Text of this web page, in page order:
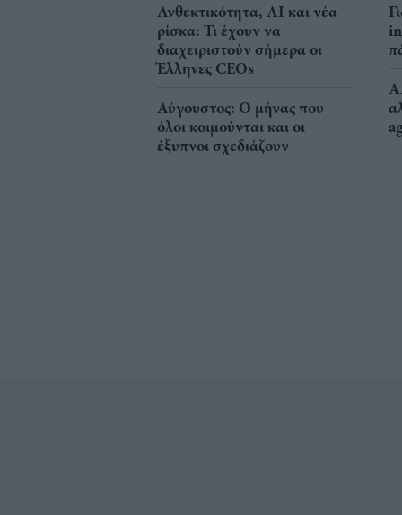
Ανθεκτικότητα, AI και νέα
ρίσκα: Τι έχουν να
διαχειριστούν σήμερα οι
Έλληνες CEOs
Αύγουστος: Ο μήνας που
όλοι κοιμούνται και οι
έξυπνοι σχεδιάζουν